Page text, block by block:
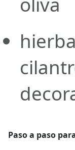
Paso a paso